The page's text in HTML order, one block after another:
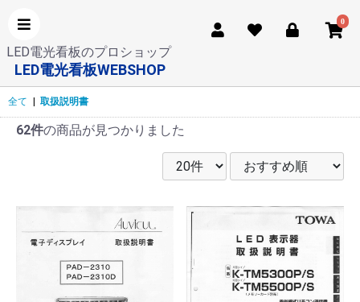
0
LED電光看板のプロショップ
LED電光看板WEBSHOP
全て 取扱説明書
62件の商品が見つかりました